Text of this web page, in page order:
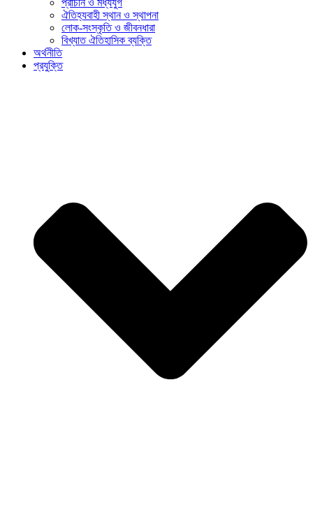
প্রাচীন ও মধ্যযুগ
ঐতিহ্যবাহী স্থান ও স্থাপনা
লোক-সংস্কৃতি ও জীবনধারা
বিখ্যাত ঐতিহাসিক ব্যক্তি
অর্থনীতি
প্রযুক্তি